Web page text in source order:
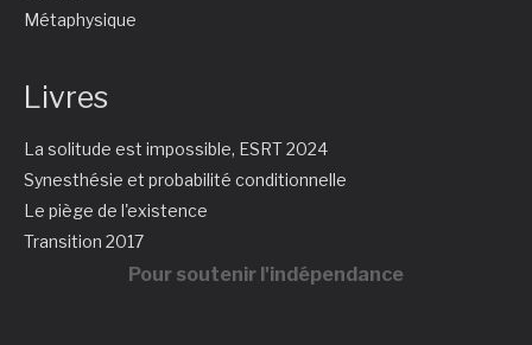
Métaphysique
Livres
La solitude est impossible, ESRT 2024
Synesthésie et probabilité conditionnelle
Le piège de l'existence
Transition 2017
Pour soutenir l'indépendance